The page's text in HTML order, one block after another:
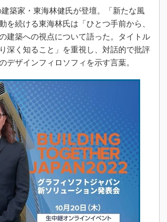
築家・東海林健氏が登壇。「新たな風
続ける東海林氏は「ひとつ手前から、
建築への視点について語った。タイトル
深く知ること」を重視し、対話的で批評
デザインフィロソフィを示す言葉。